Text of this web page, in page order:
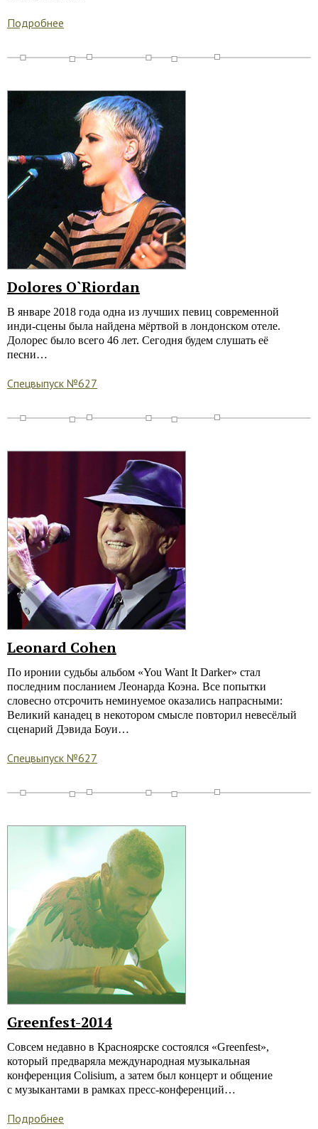
Подробнее
Dolores O`Riordan
В январе 2018 года одна из лучших певиц современной
инди-сцены была найдена мёртвой в лондонском отеле.
Долорес было всего 46 лет. Сегодня будем слушать её
песни…
Спецвыпуск №627
Leonard Cohen
По иронии судьбы альбом «You Want It Darker» стал
последним посланием Леонарда Коэна. Все попытки
словесно отсрочить неминуемое оказались напрасными:
Великий канадец в некотором смысле повторил невесёлый
сценарий Дэвида Боуи…
Спецвыпуск №627
Greenfest-2014
Совсем недавно в Красноярске состоялся «Greenfest»,
который предваряла международная музыкальная
конференция Colisium, а затем был концерт и общение
с музыкантами в рамках пресс-конференций…
Подробнее